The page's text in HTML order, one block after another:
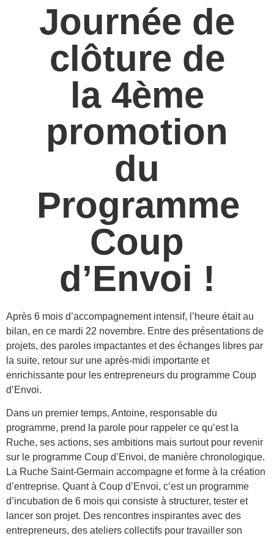
Journée de
clôture de
la 4ème
promotion
du
Programme
Coup
d’Envoi !
Après 6 mois d’accompagnement intensif, l’heure était au
bilan, en ce mardi 22 novembre. Entre des présentations de
projets, des paroles impactantes et des échanges libres par
la suite, retour sur une après-midi importante et
enrichissante pour les entrepreneurs du programme Coup
d’Envoi.
Dans un premier temps, Antoine, responsable du
programme, prend la parole pour rappeler ce qu’est la
Ruche, ses actions, ses ambitions mais surtout pour revenir
sur le programme Coup d’Envoi, de manière chronologique.
La Ruche Saint-Germain accompagne et forme à la création
d’entreprise. Quant à Coup d’Envoi, c’est un programme
d’incubation de 6 mois qui consiste à structurer, tester et
lancer son projet. Des rencontres inspirantes avec des
entrepreneurs, des ateliers collectifs pour travailler son